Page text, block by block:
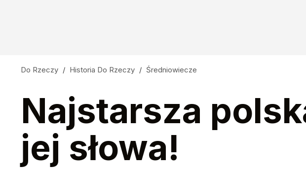
Do Rzeczy / Historia Do Rzeczy / Średniowiecze
Najstarsza
jej słowa!